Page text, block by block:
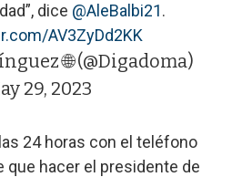
dice @AleBalbi21.
AV3ZyDd2KK
🌐 (@Digadoma)
29, 2023
24 horas con el teléfono
que hacer el presidente de